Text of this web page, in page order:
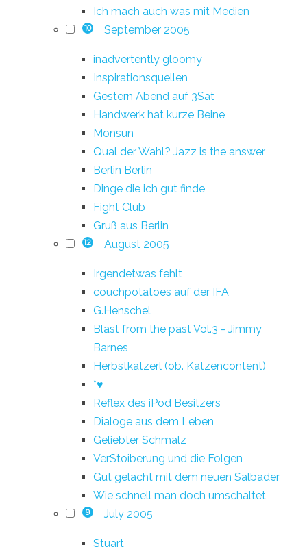
Ich mach auch was mit Medien
10 September 2005
inadvertently gloomy
Inspirationsquellen
Gestern Abend auf 3Sat
Handwerk hat kurze Beine
Monsun
Qual der Wahl? Jazz is the answer
Berlin Berlin
Dinge die ich gut finde
Fight Club
Gruß aus Berlin
12 August 2005
Irgendetwas fehlt
couchpotatoes auf der IFA
G.Henschel
Blast from the past Vol.3 - Jimmy
Barnes
Herbstkatzerl (ob. Katzencontent)
*♥
Reflex des iPod Besitzers
Dialoge aus dem Leben
Geliebter Schmalz
VerStoiberung und die Folgen
Gut gelacht mit dem neuen Salbader
Wie schnell man doch umschaltet
9 July 2005
Stuart